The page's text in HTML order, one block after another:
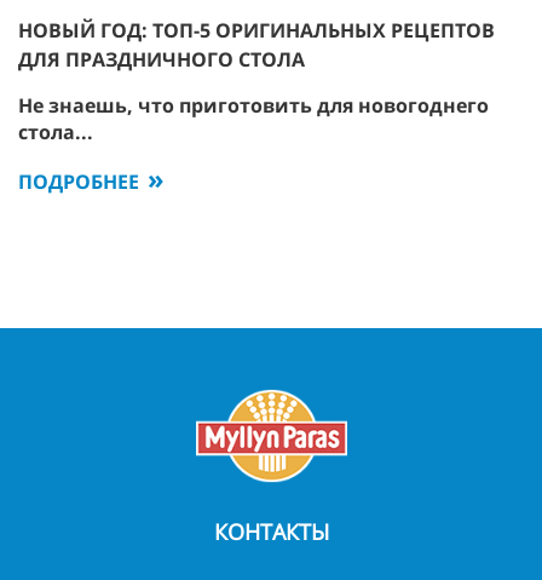
НОВЫЙ ГОД: ТОП-5 ОРИГИНАЛЬНЫХ РЕЦЕПТОВ
ДЛЯ ПРАЗДНИЧНОГО СТОЛА
Не знаешь, что приготовить для новогоднего
стола...
ПОДРОБНЕЕ
КОНТАКТЫ